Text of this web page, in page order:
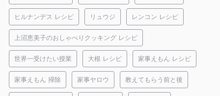
ヒルナンデス レシピ リュウジ レンコン レシピ
上沼恵美子のおしゃべりクッキング レシピ
世界一受けたい授業 大根 レシピ 家事えもん レシピ
家事えもん 掃除 家事ヤロウ 教えてもらう前と後